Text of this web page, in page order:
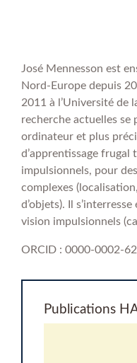
José Mennesson est
Nord-Europe depuis
2011 à l’Université de
recherche actuelles
ordinateur et plus
d’apprentissage frugal
impulsionnels, pour
complexes
d’objets). Il
vision impulsionnels
ORCID : 0000-0002-
Publications